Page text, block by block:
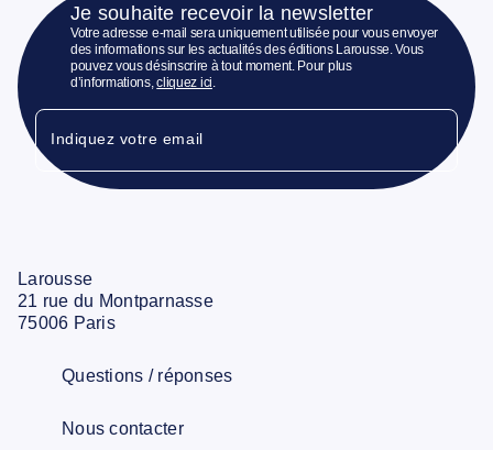
Je souhaite recevoir la newsletter
Votre adresse e-mail sera uniquement utilisée pour vous envoyer
des informations sur les actualités des éditions Larousse. Vous
pouvez vous désinscrire à tout moment. Pour plus
d’informations,cliquez ici.
Indiquez votre email
Larousse
21 rue du Montparnasse
75006 Paris
Questions / réponses
Nous contacter